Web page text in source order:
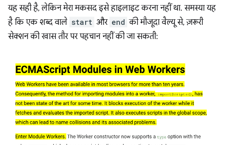
यह सही है, लेकिन मेरा मकसद इसे हाइलाइट करना नहीं था. समस्या यह
है कि एक शब्द वाले start और end की मौजूदा वैल्यू से, ज़रूरी
सेक्शन की खास तौर पर पहचान नहीं की जा सकती: